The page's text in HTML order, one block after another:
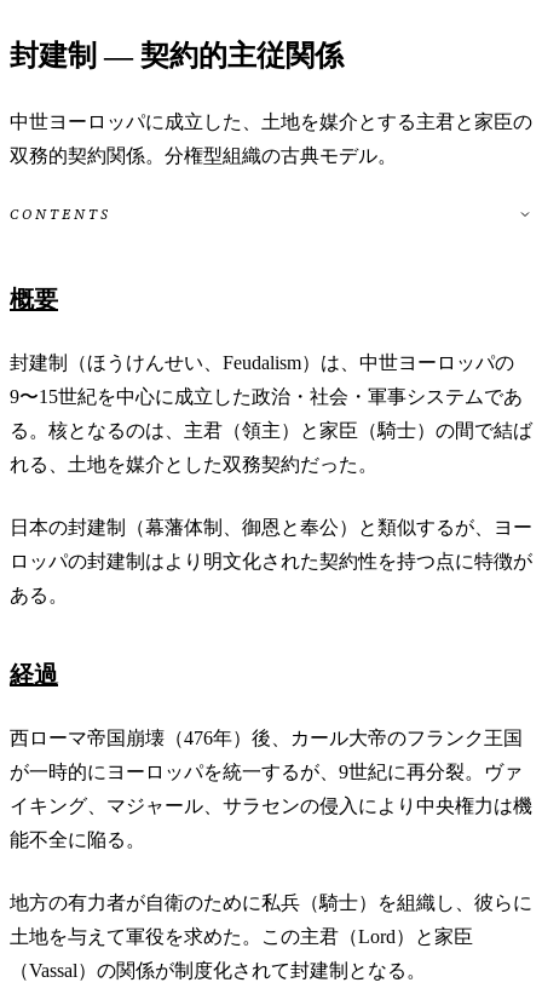
封建制 ― 契約的主従関係
中世ヨーロッパに成立した、土地を媒介とする主君と家臣の
双務的契約関係。分権型組織の古典モデル。
CONTENTS
概要
封建制（ほうけんせい、Feudalism）は、中世ヨーロッパの
9〜15世紀を中心に成立した政治・社会・軍事システムであ
る。核となるのは、主君（領主）と家臣（騎士）の間で結ば
れる、土地を媒介とした双務契約だった。
日本の封建制（幕藩体制、御恩と奉公）と類似するが、ヨー
ロッパの封建制はより明文化された契約性を持つ点に特徴が
ある。
経過
西ローマ帝国崩壊（476年）後、カール大帝のフランク王国
が一時的にヨーロッパを統一するが、9世紀に再分裂。ヴァ
イキング、マジャール、サラセンの侵入により中央権力は機
能不全に陥る。
地方の有力者が自衛のために私兵（騎士）を組織し、彼らに
土地を与えて軍役を求めた。この主君（Lord）と家臣
（Vassal）の関係が制度化されて封建制となる。